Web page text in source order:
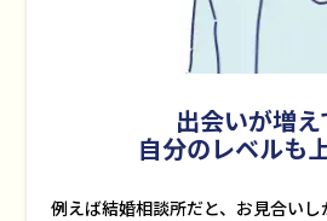
出会いが増え
自分のレベルも
例えば結婚相談所だと、お見合い